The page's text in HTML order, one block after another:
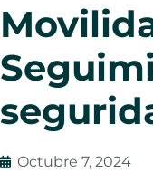
Octubre 7, 2024